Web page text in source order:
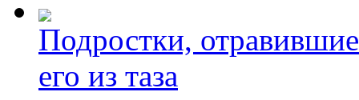
Подростки,
его из таза